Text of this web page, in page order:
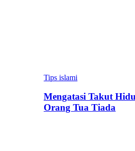
Tips islami
Mengatasi Takut
Orang Tua Tiada